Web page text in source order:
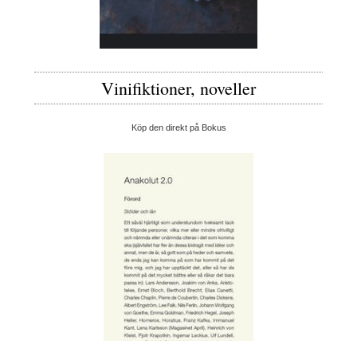
Vinifiktioner, noveller
Köp den direkt på Bokus